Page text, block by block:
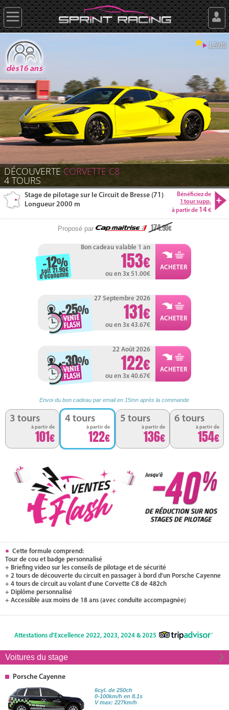
DÉCOUVERTE CORVETTE C8
4 TOURS
1 AVIS
Bénéficiez de
1 tour supp.
à partir de 14
Stage de pilotage sur le Circuit de Bresse (71)
Longueur 2000 m
Proposé par 174.90
Bon cadeau valable 1 an
153
ou en 3x 51.00
-12%
soit 21.90
d'économie
27 Septembre 2026
131
ou en 3x 43.67
-25%
22 Août 2026
122
ou en 3x 40.67
-30%
Envoi du bon cadeau par email en 15mn après la commande
3 tours
à partir de
101
4 tours
à partir de
122
5 tours
à partir de
136
6 tours
à partir de
154
Cette formule comprend:
Tour de cou et badge personnalisé
+ Briefing video sur les conseils de pilotage et de sécurité
+ 2 tours de découverte du circuit en passager à bord d'un Porsche Cayenne
+ 4 tours de circuit au volant d'une Corvette C8 de 482ch
+ Diplôme personnalisé
+ Accessible aux moins de 18 ans (avec conduite accompagnée)
Attestations d'Excellence 2022, 2023, 2024 & 2025
Voitures du stage
Porsche Cayenne
6cyl. de 250ch
0-100km/h en 8.1s
V max: 227km/h